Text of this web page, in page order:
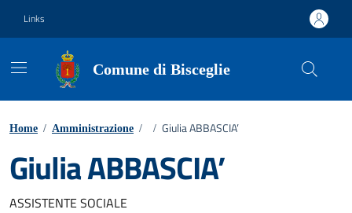
Links
Comune di Bisceglie
Home / Amministrazione / / Giulia ABBASCIA’
Giulia ABBASCIA’
ASSISTENTE SOCIALE